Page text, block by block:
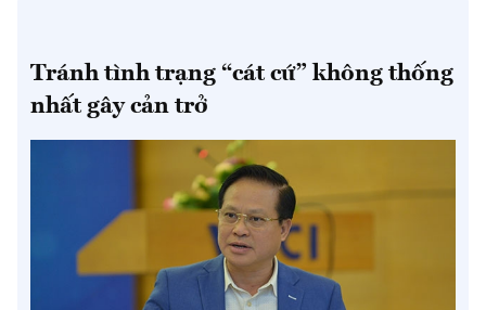
Tránh tình trạng “cát cứ” không thống
nhất gây cản trở